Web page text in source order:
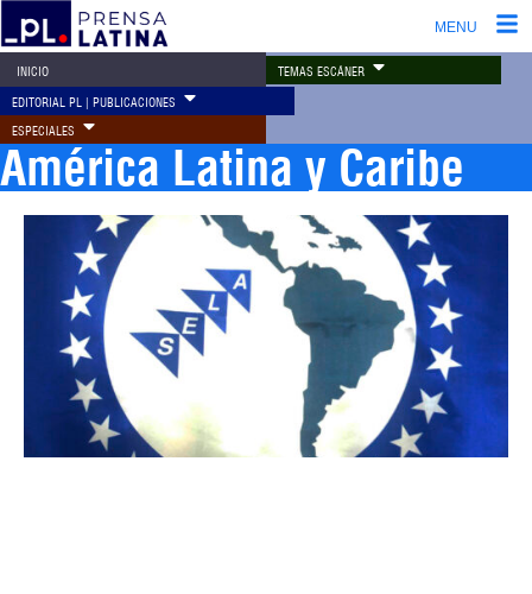
MENU
INICIO TEMAS ESCÁNER
EDITORIAL PL | PUBLICACIONES
ESPECIALES
América Latina y Caribe